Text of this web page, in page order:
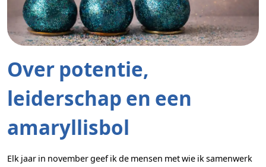
Over potentie,
leiderschap en een
amaryllisbol
Elk jaar in november geef ik de mensen met wie ik samenwerk